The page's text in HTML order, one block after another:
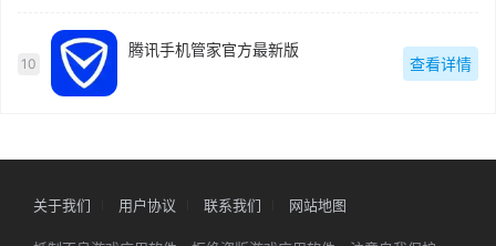
10
腾讯手机管家官方最新版
查看详情
关于我们 用户协议 联系我们 网站地图